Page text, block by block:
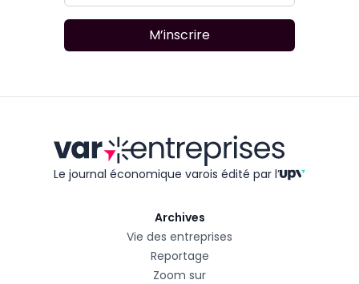
M’inscrire
Le journal économique varois édité par l’
Archives
Vie des entreprises
Reportage
Zoom sur